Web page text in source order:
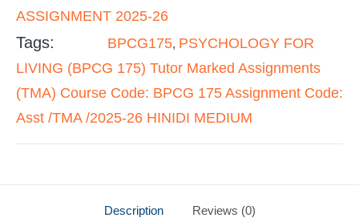
ASSIGNMENT 2025-26
Tags: BPCG175, PSYCHOLOGY FOR
LIVING (BPCG 175) Tutor Marked Assignments
(TMA) Course Code: BPCG 175 Assignment Code:
Asst /TMA /2025-26 HINIDI MEDIUM
Description Reviews (0)